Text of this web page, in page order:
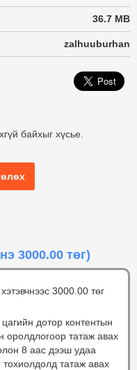
36.7 MB
zalhuuburhan
байхыг хүсье.
3000.00 төг)
3000.00 төг
дотор контентын
оролдлогоор татаж авах
8 аас дээш удаа
татаж авах